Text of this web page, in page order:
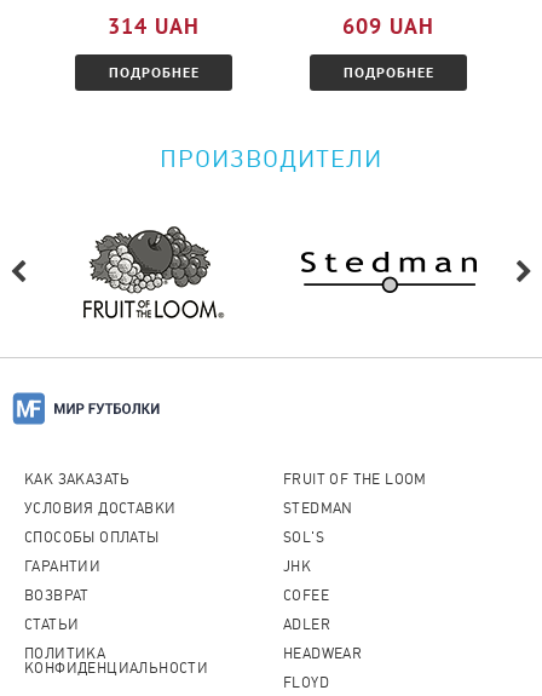
314 UAH
ПОДРОБНЕЕ
609 UAH
ПОДРОБНЕЕ
ПРОИЗВОДИТЕЛИ
КАК ЗАКАЗАТЬ
УСЛОВИЯ ДОСТАВКИ
СПОСОБЫ ОПЛАТЫ
ГАРАНТИИ
ВОЗВРАТ
СТАТЬИ
ПОЛИТИКА
КОНФИДЕНЦИАЛЬНОСТИ
FRUIT OF THE LOOM
STEDMAN
SOL'S
JHK
COFEE
ADLER
HEADWEAR
FLOYD